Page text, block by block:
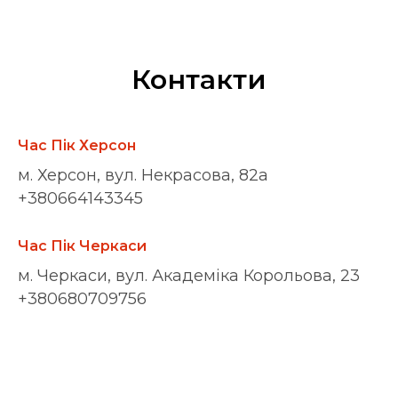
Контакти
Час Пік Херсон
м. Херсон, вул. Некрасова, 82а
+380664143345
Час Пік Черкаси
м. Черкаси, вул. Академіка Корольова, 23
+380680709756